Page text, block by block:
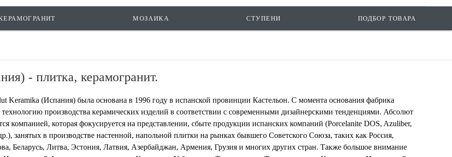
МОЗАИКА СТУПЕНИ ПОДБОР ТОВАРА
- плитка, керамогранит.
Keramika (Испания) была основана в 1996 году в испанской провинции Кастельон. С момента основания фабрика
технологию производства керамических изделий в соответствии с современными дизайнерскими тенденциями. Абсолют
компанией, которая фокусируется на представлении, сбыте продукции испанских компаний (Porcelanite DOS, Azuliber,
занятых в производстве настенной, напольной плитки на рынках бывшего Советского Союза, таких как Россия,
Беларусь, Литва, Эстония, Латвия, Азербайджан, Армения, Грузия и многих других стран. Также большое внимание